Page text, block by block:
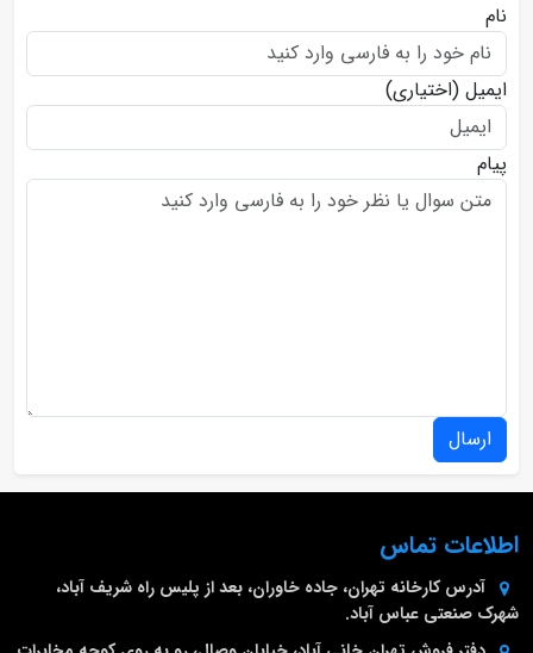
نام
ایمیل (اختیاری)
پیام
ارسال
اطلاعات تماس
آدرس کارخانه تهران، جاده خاوران، بعد از پلیس راه شریف آباد،
شهرک صنعتی عباس آباد.